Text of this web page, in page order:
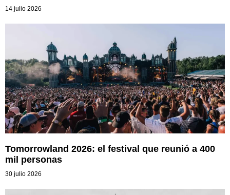
14 julio 2026
Tomorrowland 2026: el festival que reunió a 400
mil personas
30 julio 2026